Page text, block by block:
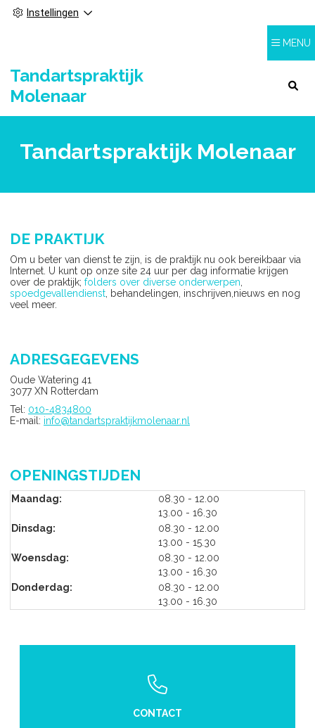
Instellingen
Tandartspraktijk
Molenaar
MENU
Tandartspraktijk Molenaar
DE PRAKTIJK
Om u beter van dienst te zijn, is de praktijk nu ook bereikbaar via
Internet. U kunt op onze site 24 uur per dag informatie krijgen
over de praktijk; folders over diverse onderwerpen
spoedgevallendienst , behandelingen, inschrijven,nieuws en nog
veel meer.
ADRESGEGEVENS
Oude Watering 41
3077 XN Rotterdam
Tel: 010-4834800
E-mail: info@tandartspraktijkmolenaar.nl
OPENINGSTIJDEN
Maandag: 08.30 tot
- 12.00
13.00 tot
- 16.30
Dinsdag:
08.30 tot
- 12.00
13.00 tot
- 15.30
Woensdag:
08.30 tot
- 12.00
13.00 tot
- 16.30
Donderdag:
08.30 tot
- 12.00
13.00 tot
- 16.30
CONTACT